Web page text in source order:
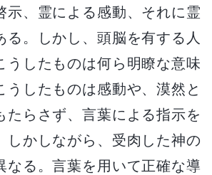
示、霊による感動、それに霊
る。しかし、頭脳を有する人
うしたものは何ら明瞭な意味
うしたものは感動や、漠然と
たらさず、言葉による指示を
しかしながら、受肉した神の
なる。言葉を用いて正確な導